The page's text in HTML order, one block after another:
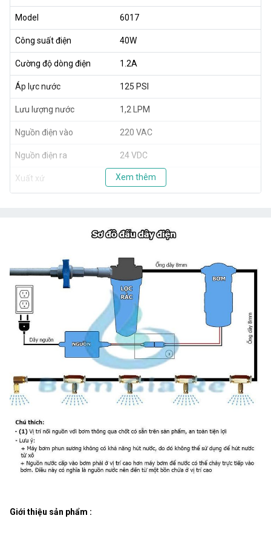
Model 6017
Công suất điện 40W
Cường độ dòng điện 1.2A
Áp lực nước 125 PSI
Lưu lượng nước 1,2 LPM
Nguồn điện vào 220 VAC
Nguồn điện ra 24 VDC
Xuất xứ Hàn Quốc
Xem thêm
Giới thiệu sản phẩm :